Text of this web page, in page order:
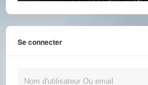
Se connecter